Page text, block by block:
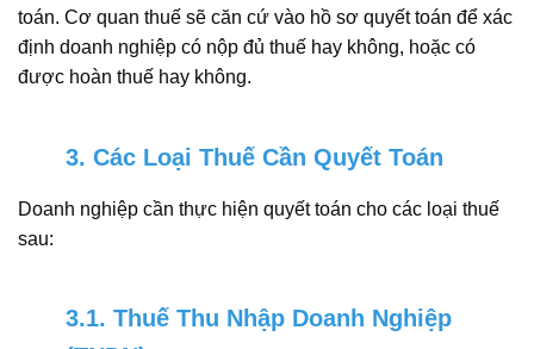
toán. Cơ quan thuế sẽ căn cứ vào hồ sơ quyết toán để xác
định doanh nghiệp có nộp đủ thuế hay không, hoặc có
được hoàn thuế hay không.
3. Các Loại Thuế Cần Quyết Toán
Doanh nghiệp cần thực hiện quyết toán cho các loại thuế
sau:
3.1. Thuế Thu Nhập Doanh Nghiệp